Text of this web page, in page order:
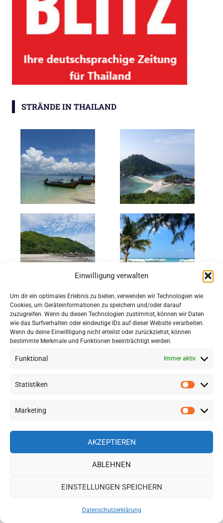
Einwilligung verwalten
Um dir ein optimales Erlebnis zu bieten, verwenden wir Technologien wie
Cookies, um Geräteinformationen zu speichern und/oder darauf
zuzugreifen. Wenn du diesen Technologien zustimmst, können wir Daten
wie das Surfverhalten oder eindeutige IDs auf dieser Website verarbeiten.
Wenn du deine Einwillligung nicht erteilst oder zurückziehst, können
bestimmte Merkmale und Funktionen beeinträchtigt werden.
Funktional Immer aktiv
Statistiken
Marketing
AKZEPTIEREN
ABLEHNEN
EINSTELLUNGEN SPEICHERN
Datenschutzerklärung
STRÄNDE IN THAILAND
12GO ASIA – MIT UNSEREM RABATTCODE
„TP12GO“ IM FEBRUAR 5% SPAREN